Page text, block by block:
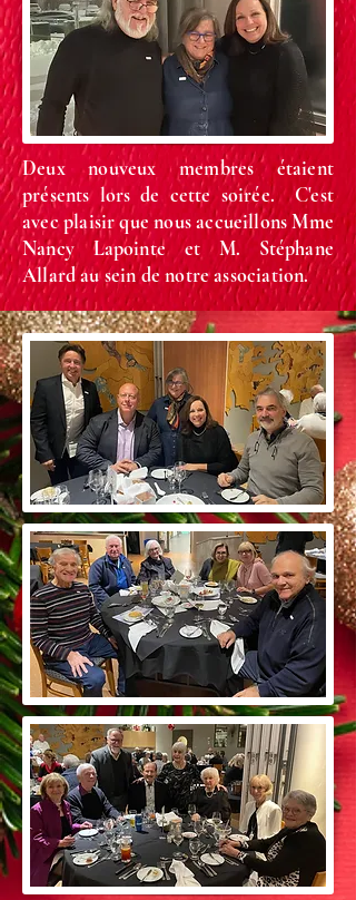
Deux nouveux membres étaient
présents lors de cette soirée. C'est
avec plaisir que nous accueillons Mme
Nancy Lapointe et M. Stéphane
Allard au sein de notre association.